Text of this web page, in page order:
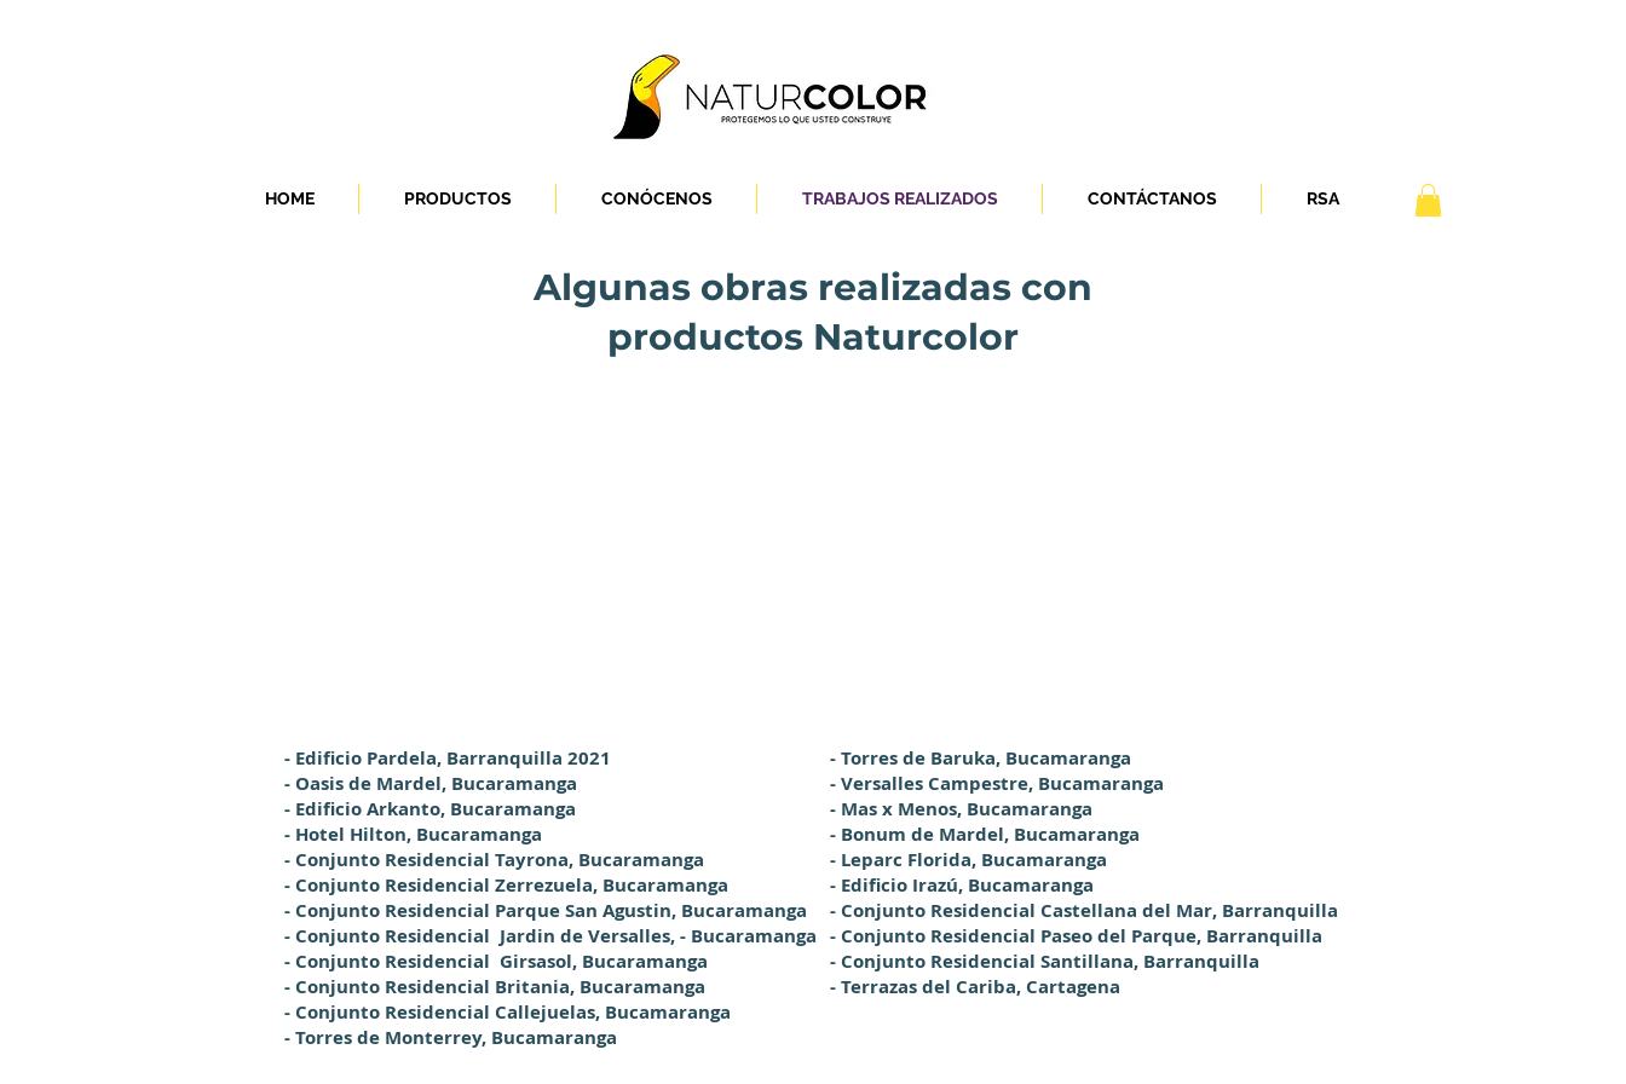
HOME PRODUCTOS CONÓCENOS TRABAJOS REALIZADOS CONTÁCTANOS RSA
Algunas obras realizadas con
productos Naturcolor
- Edificio Pardela, Barranquilla 2021
- Oasis de Mardel, Bucaramanga
- Edificio Arkanto, Bucaramanga
- Hotel Hilton, Bucaramanga
- Conjunto Residencial Tayrona, Bucaramanga
- Conjunto Residencial Zerrezuela, Bucaramanga
- Conjunto Residencial Parque San Agustin, Bucaramanga
- Conjunto Residencial Jardin de Versalles, - Bucaramanga
- Conjunto Residencial Girsasol, Bucaramanga
- Conjunto Residencial Britania, Bucaramanga
- Conjunto Residencial Callejuelas, Bucamaranga
- Torres de Monterrey, Bucamaranga
- Torres de Baruka, Bucamaranga
- Versalles Campestre, Bucamaranga
- Mas x Menos, Bucamaranga
- Bonum de Mardel, Bucamaranga
- Leparc Florida, Bucamaranga
- Edificio Irazú, Bucamaranga
- Conjunto Residencial Castellana del Mar, Barranquilla
- Conjunto Residencial Paseo del Parque, Barranquilla
- Conjunto Residencial Santillana, Barranquilla
- Terrazas del Cariba, Cartagena